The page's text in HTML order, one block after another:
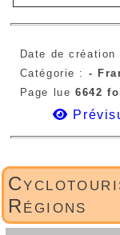
Régions
Date de création
Catégorie : -
Page lue 6642